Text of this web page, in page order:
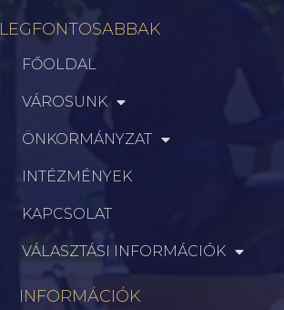
LEGFONTOSABBAK
FŐOLDAL
VÁROSUNK
ÖNKORMÁNYZAT
INTÉZMÉNYEK
KAPCSOLAT
VÁLASZTÁSI INFORMÁCIÓK
INFORMÁCIÓK